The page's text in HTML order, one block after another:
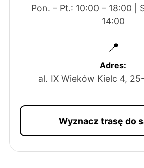
Pon. – Pt.: 10:00 – 18:00 |
14:00
📍
Adres:
al. IX Wieków Kielc 4,
Wyznacz trasę do